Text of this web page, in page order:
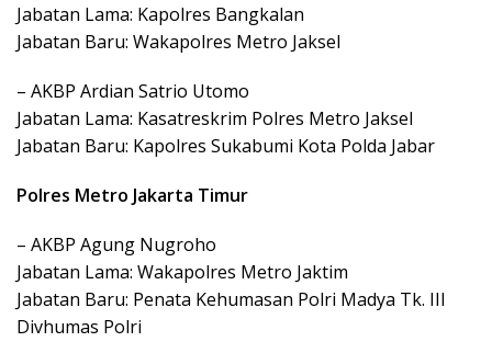
Jabatan Lama: Kapolres Bangkalan
Jabatan Baru: Wakapolres Metro Jaksel
– AKBP Ardian Satrio Utomo
Jabatan Lama: Kasatreskrim Polres Metro Jaksel
Jabatan Baru: Kapolres Sukabumi Kota Polda Jabar
Polres Metro Jakarta Timur
– AKBP Agung Nugroho
Jabatan Lama: Wakapolres Metro Jaktim
Jabatan Baru: Penata Kehumasan Polri Madya Tk. III
Divhumas Polri